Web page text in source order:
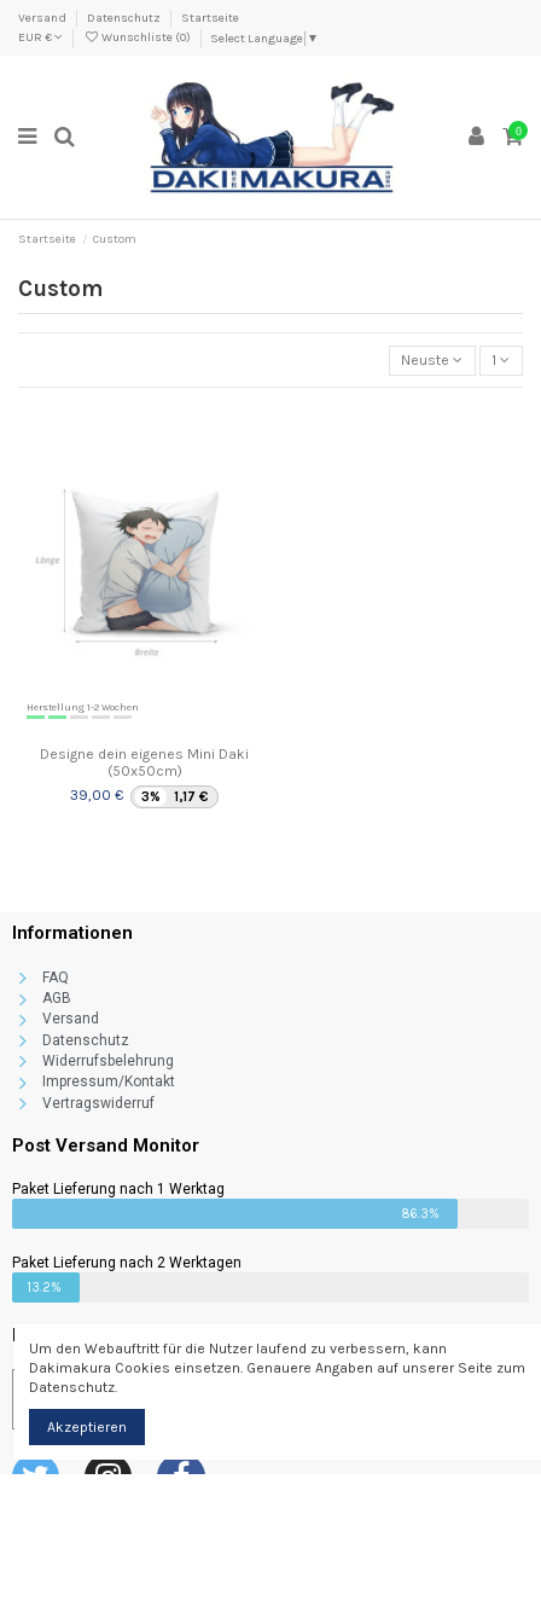
Versand Datenschutz
Startseite
EUR €
Wunschliste (0) Select Language ▼
0
Startseite Custom
Custom
Neuste 1
Herstellung 1-2 Wochen
Designe dein eigenes Mini Daki
(50x50cm)
39,00 €
3% 1,17 €
Informationen
FAQ
AGB
Versand
Datenschutz
Widerrufsbelehrung
Impressum/Kontakt
Vertragswiderruf
Post Versand Monitor
Paket Lieferung nach 1 Werktag
86.3%
Paket Lieferung nach 2 Werktagen
13.2%
Newsletter
Um den Webauftritt für die Nutzer laufend zu verbessern, kann
Dakimakura Cookies einsetzen. Genauere Angaben auf unserer Seite zum
Datenschutz.
Akzeptieren